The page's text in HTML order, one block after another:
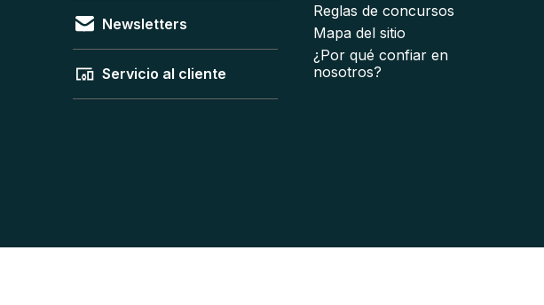
Newsletters
Servicio al cliente
Reglas de concursos
Mapa del sitio
¿Por qué confiar en
nosotros?